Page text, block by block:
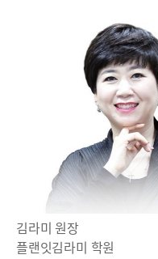
김라미 원장
플랜잇김라미 학원